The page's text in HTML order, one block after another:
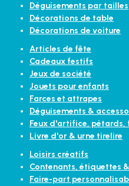
Déguisements par tailles
Décorations de table
Décorations de voiture
Articles de fête
Cadeaux festifs
Jeux de société
Jouets pour enfants
Farces et attrapes
Déguisements &
Feux d'artifice, pétards,
Livre d'or & urne tirelire
Loisirs créatifs
Contenants, étiquettes
Faire-part